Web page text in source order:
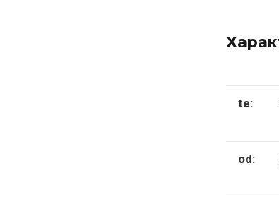
te:
od: